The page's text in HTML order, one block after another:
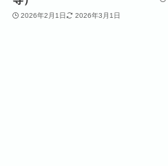
2026年2月1日 2026年3月1日